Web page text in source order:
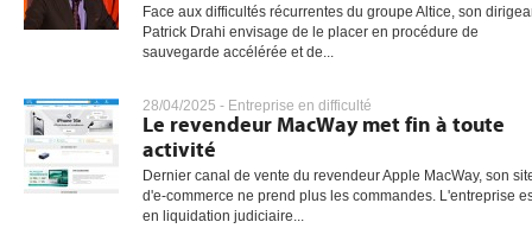
Face aux difficultés récurrentes du groupe Altice, son
Patrick Drahi envisage de le placer en procédure de
sauvegarde accélérée et de...
28/04/2025 - Entreprise en difficulté
Le revendeur MacWay met fin à toute
activité
Dernier canal de vente du revendeur Apple MacWay, son
d'e-commerce ne prend plus les commandes. L'entreprise
en liquidation judiciaire...